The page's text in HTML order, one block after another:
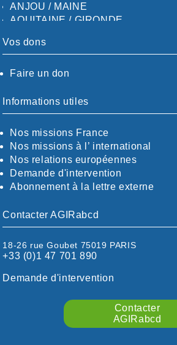
ANJOU / MAINE
AQUITAINE / GIRONDE
AUDE
CALVADOS-ORNE
CHARENTE-MARITIME
CÖTE-D'OR
CÖTES-D'ARMOR
DORDOGNE
DRÖME / ARDÈCHE
ESSONNE
EURE-ET-LOIR
FINISTÈRE
HAUTES-PYRÉNÉES
HÉRAULT
ILLE ET VILAINE
LOIRE / OCÉAN
Vos dons
Faire un don
Informations utiles
Nos missions France
Nos missions à l’ international
Nos relations européennes
Demande d'intervention
Abonnement à la lettre externe
Contacter AGIRabcd
18-26 rue Goubet 75019 PARIS
+33 (0)1 47 701 890
Demande d'intervention
Contacter
AGIRabcd